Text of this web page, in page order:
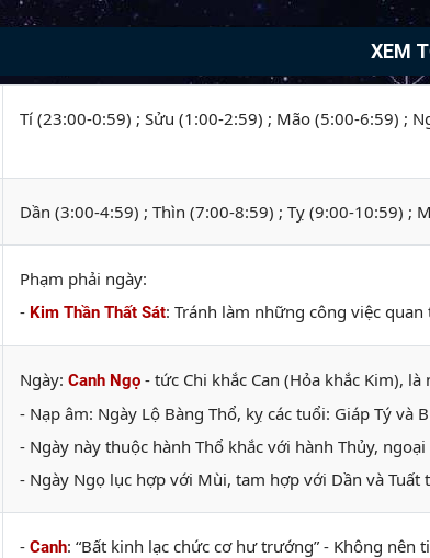
XEM
Tí (23:00-0:59) ; Sửu (1:00-2:59) ; Mão (5:00-6:59) ;
Dần (3:00-4:59) ; Thìn (7:00-8:59) ; Tỵ (9:00-10:59) ;
Phạm phải ngày:
- Kim Thần Thất Sát: Tránh làm những công việc
Ngày: Canh Ngọ - tức Chi khắc Can (Hỏa khắc Kim),
- Nạp âm: Ngày Lộ Bàng Thổ, kỵ các tuổi: Giáp Tý và
- Ngày này thuộc hành Thổ khắc với hành Thủy,
- Ngày Ngọ lục hợp với Mùi, tam hợp với Dần và
- Canh: “Bất kinh lạc chức cơ hư trướng” - Không